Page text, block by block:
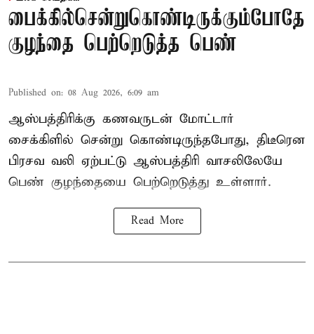
பைக்கில்சென்றுகொண்டிருக்கும்போதே
குழந்தை பெற்றெடுத்த பெண்
Published on: 08 Aug 2026, 6:09 am
ஆஸ்பத்திரிக்கு கணவருடன் மோட்டார்
சைக்கிளில் சென்று கொண்டிருந்தபோது, திடீரென
பிரசவ வலி ஏற்பட்டு ஆஸ்பத்திரி வாசலிலேயே
பெண் குழந்தையை பெற்றெடுத்து உள்ளார்.
Read More